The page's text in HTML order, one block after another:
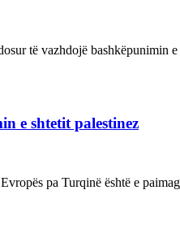
të vazhdojë bashkëpunimin
e shtetit palestinez
pa Turqinë është e